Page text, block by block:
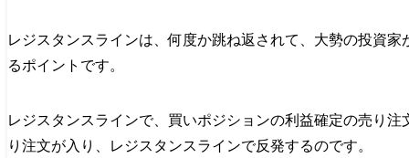
レジスタンスラインは、何度か跳ね返されて、大勢の投資家
るポイントです。
レジスタンスラインで、買いポジションの利益確定の売り注
り注文が入り、レジスタンスラインで反発するのです。